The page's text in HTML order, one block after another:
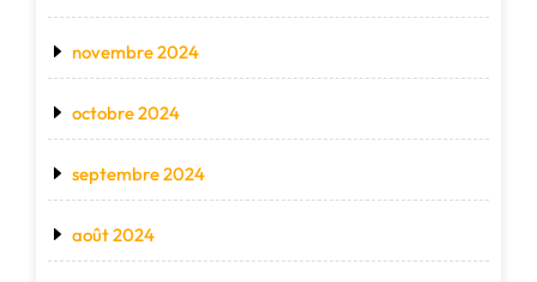
novembre 2024
octobre 2024
septembre 2024
août 2024